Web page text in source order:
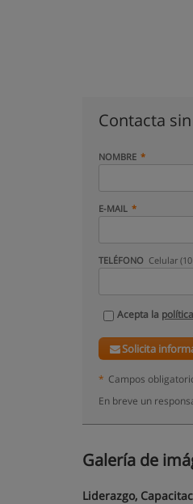
Contacta
NOMBRE
E-MAIL
TELÉFONO Celular
Acepta la
Solicita
* Campos
En breve un
Galería de
Liderazgo,